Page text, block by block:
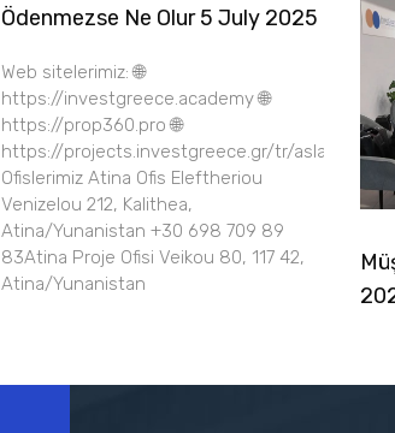
Ödenmezse Ne Olur 5 July 2025
Web sitelerimiz: 🌐
https://investgreece.academy 🌐
https://prop360.pro 🌐
https://projects.investgreece.gr/tr/aslanoglou6
Ofislerimiz Atina Ofis Eleftheriou
Venizelou 212, Kalithea,
Atina/Yunanistan +30 698 709 89
83Atina Proje Ofisi Veikou 80, 117 42,
Atina/Yunanistan